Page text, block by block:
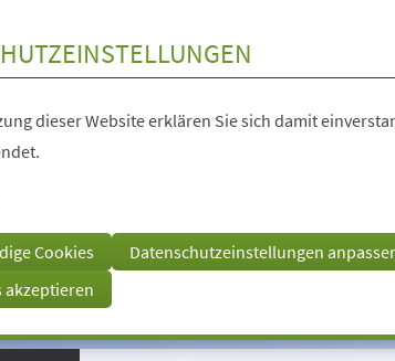
dieser Website erklären Sie sich damit
Cookies
Datenschutzeinstellungen
akzeptieren